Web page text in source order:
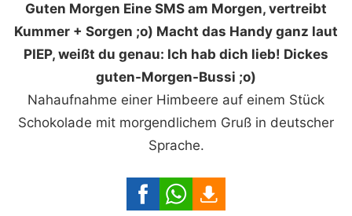
Guten Morgen Eine SMS am Morgen, vertreibt
Kummer + Sorgen ;o) Macht das Handy ganz laut
PIEP, weißt du genau: Ich hab dich lieb! Dickes
guten-Morgen-Bussi ;o)
Nahaufnahme einer Himbeere auf einem Stück
Schokolade mit morgendlichem Gruß in deutscher
Sprache.